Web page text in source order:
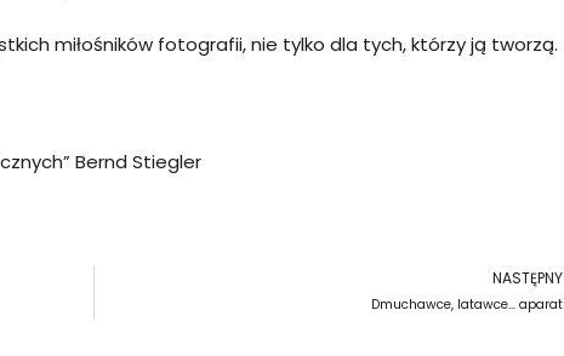
miłośników fotografii, nie tylko dla tych, którzy ją tworzą.
Bernd Stiegler
NASTĘPNY
Dmuchawce, latawce… aparat